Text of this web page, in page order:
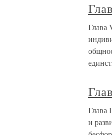
Глава
Глава
и